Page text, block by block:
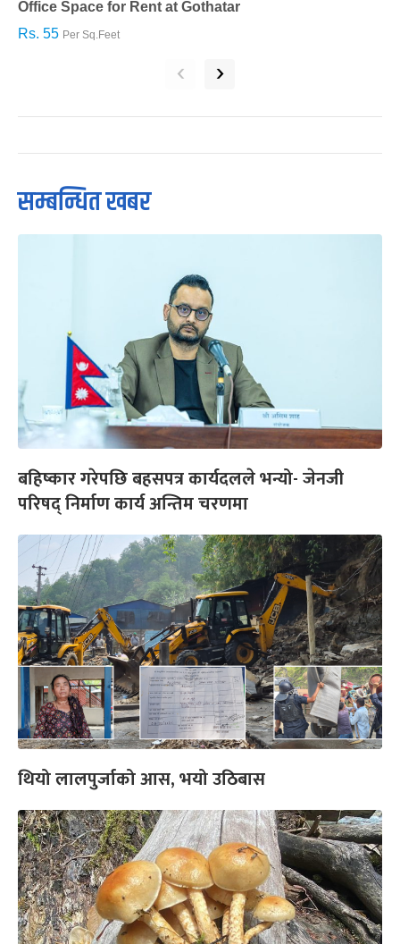
Office Space for Rent at Gothatar
Rs. 55 Per Sq.Feet
‹ ›
सम्बन्धित खबर
बहिष्कार गरेपछि बहसपत्र कार्यदलले भन्यो- जेनजी
परिषद् निर्माण कार्य अन्तिम चरणमा
थियो लालपुर्जाको आस, भयो उठिबास